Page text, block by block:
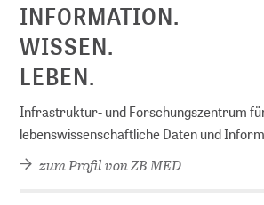
INFORMATION.
WISSEN.
LEBEN.
Infrastruktur- und Forschungszentrum
lebenswissenschaftliche Daten und
zum Profil von ZB MED